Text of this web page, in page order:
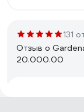
131
Отзыв о
20.000.00